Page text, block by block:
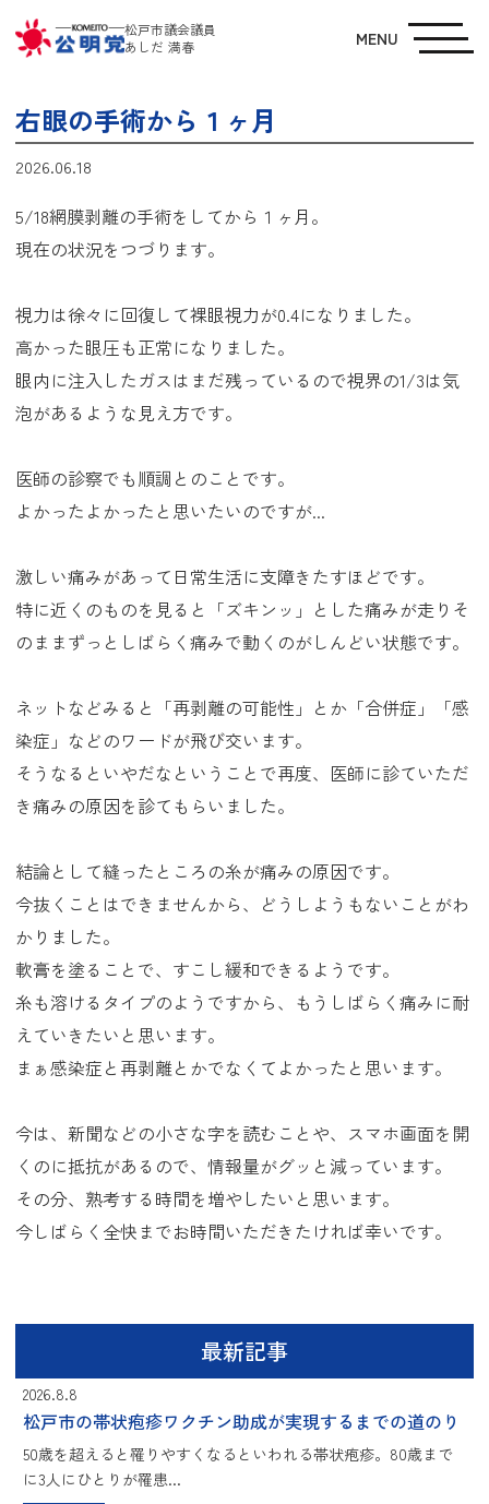
松戸市議会議員
あしだ 満春
MENU
右眼の手術から１ヶ月
2026.06.18
5/18網膜剥離の手術をしてから１ヶ月。
現在の状況をつづります。
視力は徐々に回復して裸眼視力が0.4になりました。
高かった眼圧も正常になりました。
眼内に注入したガスはまだ残っているので視界の1/3は気
泡があるような見え方です。
医師の診察でも順調とのことです。
よかったよかったと思いたいのですが...
激しい痛みがあって日常生活に支障きたすほどです。
特に近くのものを見ると「ズキンッ」とした痛みが走りそ
のままずっとしばらく痛みで動くのがしんどい状態です。
ネットなどみると「再剥離の可能性」とか「合併症」「感
染症」などのワードが飛び交います。
そうなるといやだなということで再度、医師に診ていただ
き痛みの原因を診てもらいました。
結論として縫ったところの糸が痛みの原因です。
今抜くことはできませんから、どうしようもないことがわ
かりました。
軟膏を塗ることで、すこし緩和できるようです。
糸も溶けるタイプのようですから、もうしばらく痛みに耐
えていきたいと思います。
まぁ感染症と再剥離とかでなくてよかったと思います。
今は、新聞などの小さな字を読むことや、スマホ画面を開
くのに抵抗があるので、情報量がグッと減っています。
その分、熟考する時間を増やしたいと思います。
今しばらく全快までお時間いただきたければ幸いです。
最新記事
2026.8.8
松戸市の帯状疱疹ワクチン助成が実現するまでの道のり
50歳を超えると罹りやすくなるといわれる帯状疱疹。80歳まで
に3人にひとりが罹患...